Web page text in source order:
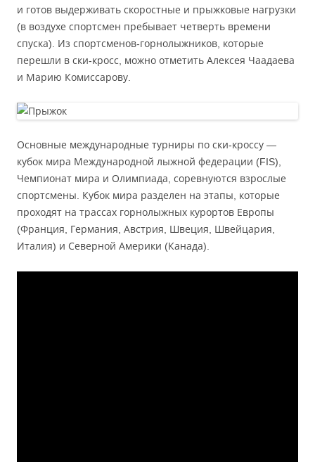
и готов выдерживать скоростные и прыжковые нагрузки
(в воздухе спортсмен пребывает четверть времени
спуска). Из спортсменов-горнолыжников, которые
перешли в ски-кросс, можно отметить Алексея Чаадаева
и Марию Комиссарову.
Основные международные турниры по ски-кроссу —
кубок мира Международной лыжной федерации (FIS),
Чемпионат мира и Олимпиада, соревнуются взрослые
спортсмены. Кубок мира разделен на этапы, которые
проходят на трассах горнолыжных курортов Европы
(Франция, Германия, Австрия, Швеция, Швейцария,
Италия) и Северной Америки (Канада).